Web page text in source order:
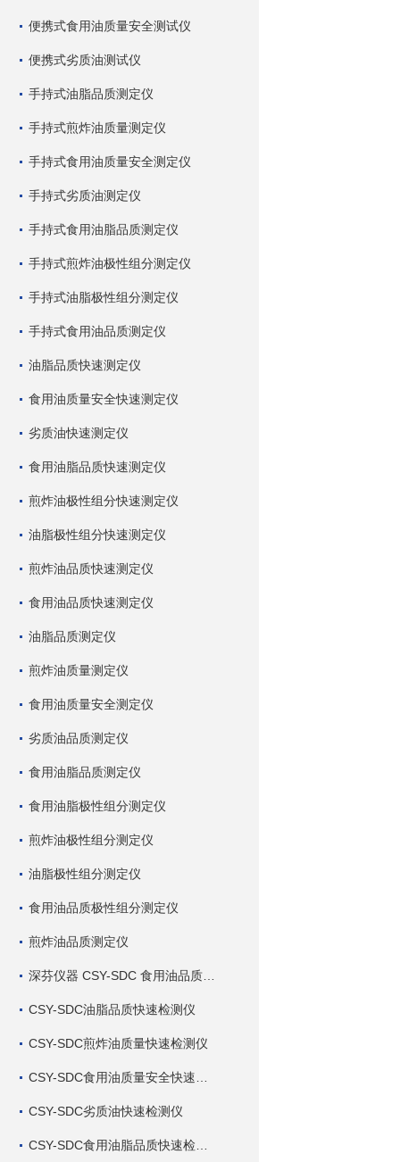
便携式食用油质量安全测试仪
便携式劣质油测试仪
手持式油脂品质测定仪
手持式煎炸油质量测定仪
手持式食用油质量安全测定仪
手持式劣质油测定仪
手持式食用油脂品质测定仪
手持式煎炸油极性组分测定仪
手持式油脂极性组分测定仪
手持式食用油品质测定仪
油脂品质快速测定仪
食用油质量安全快速测定仪
劣质油快速测定仪
食用油脂品质快速测定仪
煎炸油极性组分快速测定仪
油脂极性组分快速测定仪
煎炸油品质快速测定仪
食用油品质快速测定仪
油脂品质测定仪
煎炸油质量测定仪
食用油质量安全测定仪
劣质油品质测定仪
食用油脂品质测定仪
食用油脂极性组分测定仪
煎炸油极性组分测定仪
油脂极性组分测定仪
食用油品质极性组分测定仪
煎炸油品质测定仪
CSY-SDC油脂品质快速检测仪
CSY-SDC煎炸油质量快速检测仪
CSY-SDC劣质油快速检测仪